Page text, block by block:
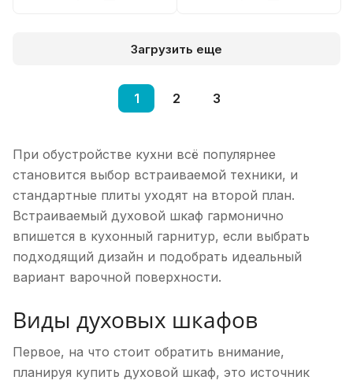
Загрузить еще
1 2 3
При обустройстве кухни всё популярнее
становится выбор встраиваемой техники, и
стандартные плиты уходят на второй план.
Встраиваемый духовой шкаф гармонично
впишется в кухонный гарнитур, если выбрать
подходящий дизайн и подобрать идеальный
вариант варочной поверхности.
Виды духовых шкафов
Первое, на что стоит обратить внимание,
планируя купить духовой шкаф, это источник